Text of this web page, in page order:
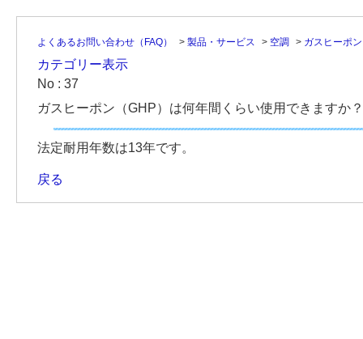
よくあるお問い合わせ（FAQ） > 製品・サービス > 空調 > ガスヒーポン
カテゴリー表示
No : 37
ガスヒーポン（GHP）は何年間くらい使用できますか？
法定耐用年数は13年です。
戻る